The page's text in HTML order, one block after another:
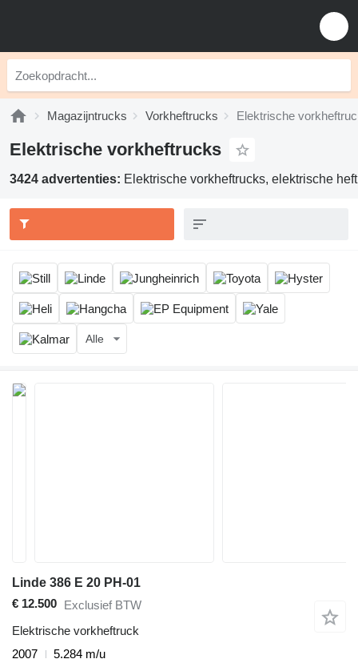
Magazijntrucks Vorkheftrucks Elektrische
Elektrische vorkheftrucks
3424 advertenties: Elektrische vorkheftrucks, elektrische
Alle
Linde 386 E 20 PH-01
€ 12.500 Exclusief BTW
Elektrische vorkheftruck
2007
5.284 m/u